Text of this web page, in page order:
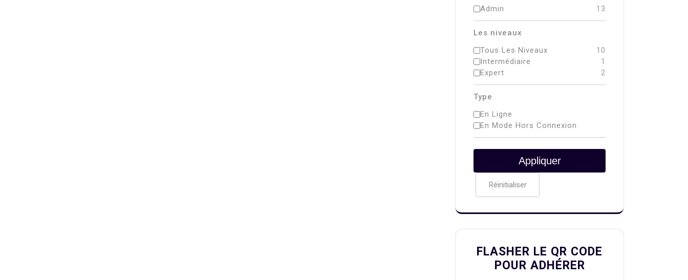
Admin
13
Les niveaux
Tous Les Niveaux
10
Intermédiaire
1
Expert
2
Type
En Ligne
En Mode Hors Connexion
Appliquer
Réinitialiser
FLASHER LE QR CODE
POUR ADHÉRER